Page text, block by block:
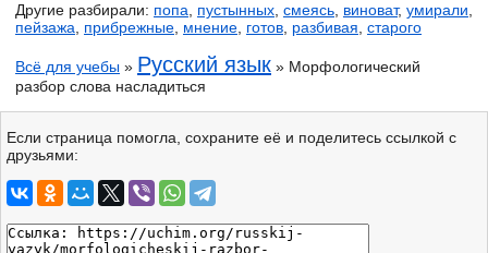
Другие разбирали: попа пустынных смеясь виноват, умирали
пейзажа
прибрежные мнение готов разбивая старого
Всё для учебы » Русский язык » Морфологический
разбор слова насладиться
Если страница помогла, сохраните её и поделитесь ссылкой с
друзьями: